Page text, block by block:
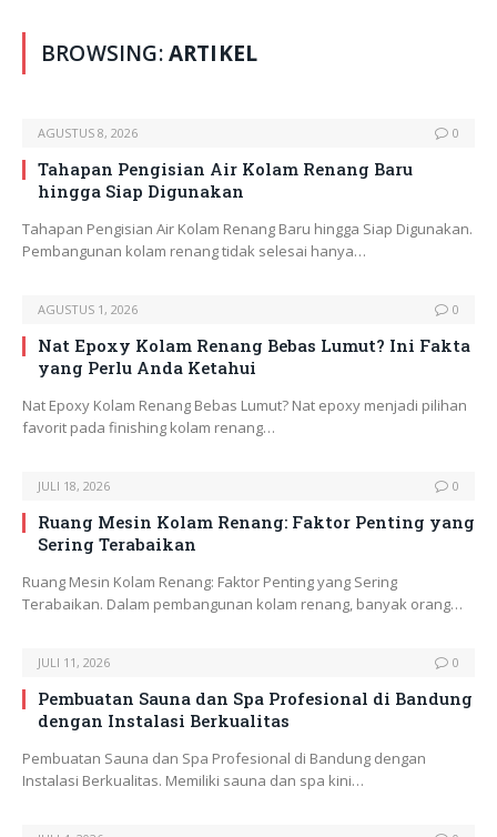
BROWSING:ARTIKEL
AGUSTUS 8, 2026 0
Tahapan Pengisian Air Kolam Renang Baru
hingga Siap Digunakan
Tahapan Pengisian Air Kolam Renang Baru hingga Siap Digunakan.
Pembangunan kolam renang tidak selesai hanya…
AGUSTUS 1, 2026 0
Nat Epoxy Kolam Renang Bebas Lumut? Ini Fakta
yang Perlu Anda Ketahui
Nat Epoxy Kolam Renang Bebas Lumut? Nat epoxy menjadi pilihan
favorit pada finishing kolam renang…
JULI 18, 2026 0
Ruang Mesin Kolam Renang: Faktor Penting yang
Sering Terabaikan
Ruang Mesin Kolam Renang: Faktor Penting yang Sering
Terabaikan. Dalam pembangunan kolam renang, banyak orang…
JULI 11, 2026 0
Pembuatan Sauna dan Spa Profesional di Bandung
dengan Instalasi Berkualitas
Pembuatan Sauna dan Spa Profesional di Bandung dengan
Instalasi Berkualitas. Memiliki sauna dan spa kini…